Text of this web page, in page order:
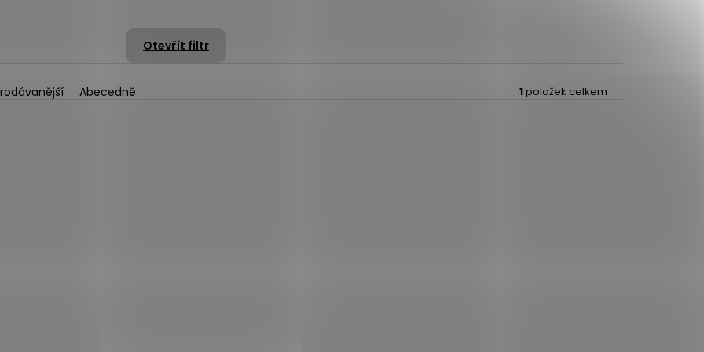
Otevřít filtr
Abecedně 1položek celkem